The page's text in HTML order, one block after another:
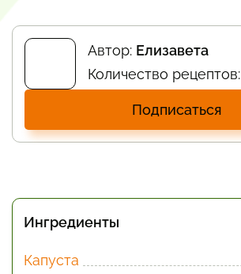
Автор: Елизавета
Количество рецептов:
Подписаться
Ингредиенты
Капуста